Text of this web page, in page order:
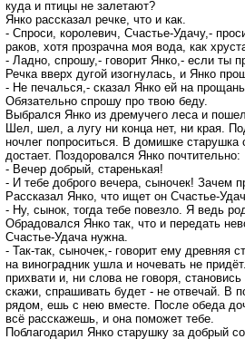
куда и птицы не залетают?
Янко рассказал речке, что и как.
- Спроси, королевич, Счастье-Удачу,-
раков, хотя прозрачна моя вода, как
- Ладно, спрошу,- говорит Янко,- если ты
Речка вверх дугой изогнулась, и Янко
- Не печалься,- сказал Янко ей на
Обязательно спрошу про твою беду.
Выбрался Янко из дремучего леса и
Шел, шел, а лугу ни конца нет, ни края.
ночлег попроситься. В домишке старушка
достает. Поздоровался Янко почтительно:
- Вечер добрый, старенькая!
- И тебе доброго вечера, сыночек! Зачем
Рассказал Янко, что ищет он Счастье-
- Ну, сынок, тогда тебе повезло. Я ведь
Обрадовался Янко так, что и передать
Счастье-Удача нужна.
- Так-так, сыночек,- говорит ему древняя
на виноградник ушла и ночевать не
прихвати и, ни слова не говоря,
скажи, спрашивать будет - не отвечай. В
рядом, ешь с нею вместе. После обеда
всё расскажешь, и она поможет тебе.
Поблагодарил Янко старушку за добрый